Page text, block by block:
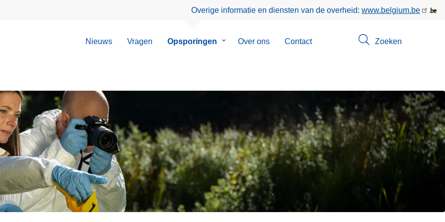
Overige informatie en diensten van de overheid: www.belgium.be
Nieuws Vragen Opsporingen
SubmenuOver ons Contact Zoeken